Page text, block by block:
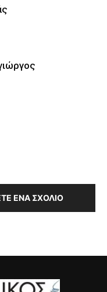
ΈΝΑ ΣΧΌΛΙΟ